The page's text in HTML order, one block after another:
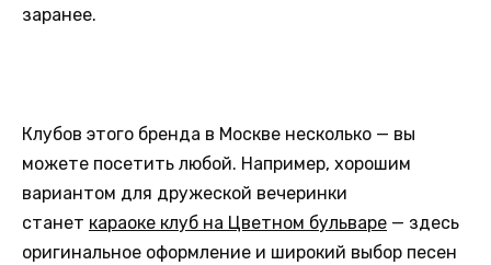
заранее.
Клубов этого бренда в Москве несколько — вы
можете посетить любой. Например, хорошим
вариантом для дружеской вечеринки
станет караоке клуб на Цветном бульваре — здесь
оригинальное оформление и широкий выбор песен